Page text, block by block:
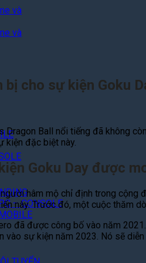
– CONSOLE
bị cho sự kiện Goku
Dragon Ball nổi tiếng đã không
kiện đặc biệt này.
Goku Day được
hâm mộ chỉ định trong cộng
này. Trước đó, một cuộc thăm
đã được công bố vào năm
vào sự kiện năm 2023. Nó sẽ